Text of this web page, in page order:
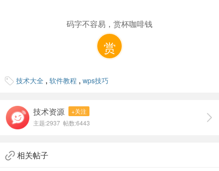
2、点击“文件”后，点击“另存为”。
码字不容易，赏杯咖啡钱
赏
技术大全 , 软件教程 , wps技巧
技术资源
+关注
主题:2937 帖数:6443
相关帖子